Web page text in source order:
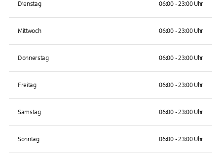
Dienstag 06:00 - 23:00 Uhr
Mittwoch 06:00 - 23:00 Uhr
Donnerstag 06:00 - 23:00 Uhr
Freitag 06:00 - 23:00 Uhr
Samstag 06:00 - 23:00 Uhr
Sonntag 06:00 - 23:00 Uhr